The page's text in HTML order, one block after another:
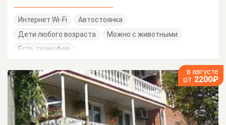
Интернет Wi-Fi
Автостоянка
Дети любого возраста
Можно с животными
Есть трансфер
в августе
от 2200₽